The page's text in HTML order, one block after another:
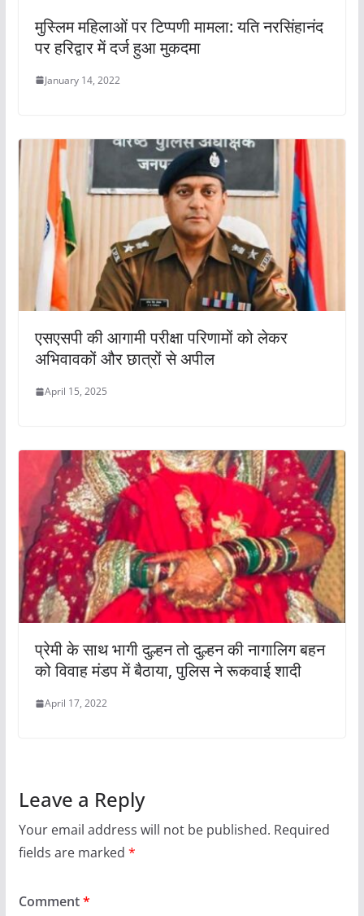
मुस्लिम महिलाओं पर टिप्पणी मामला: यति नरसिंहानंद
पर हरिद्वार में दर्ज हुआ मुकदमा
January 14, 2022
एसएसपी की आगामी परीक्षा परिणामों को लेकर
अभिवावकों और छात्रों से अपील
April 15, 2025
प्रेमी के साथ भागी दुल्हन तो दुल्हन की नागालिग बहन
को विवाह मंडप में बैठाया, पुलिस ने रूकवाई शादी
April 17, 2022
Leave a Reply
Your email address will not be published. Required
fields are marked *
Comment*